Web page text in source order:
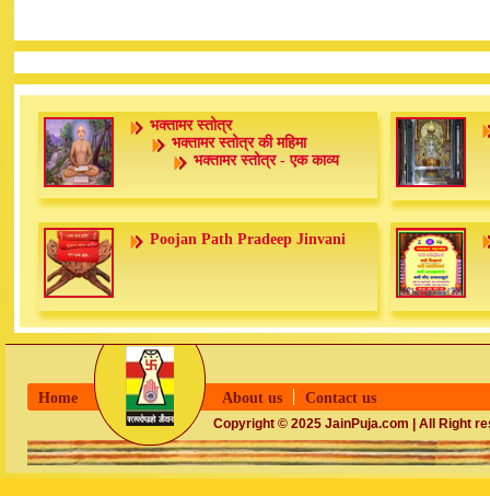
भक्तामर स्तोत्र
भक्तामर स्तोत्र की महिमा
भक्तामर स्तोत्र - एक काव्य
Poojan Path Pradeep Jinvani
Home About us Contact us
Copyright © 2025 JainPuja.com | All Right